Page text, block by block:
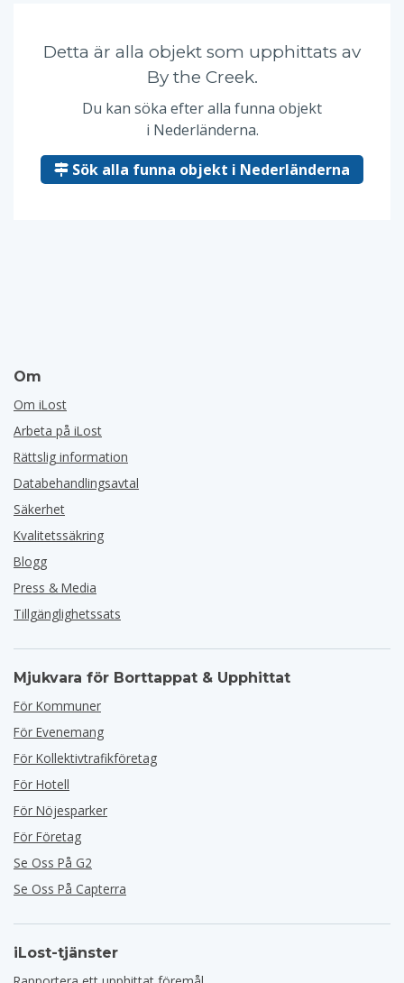
Detta är alla objekt som upphittats av
By the Creek.
Du kan söka efter alla funna objekt
i Nederländerna.
Sök alla funna objekt i Nederländerna
Om
Om iLost
Arbeta på iLost
Rättslig information
Databehandlingsavtal
Säkerhet
Kvalitetssäkring
Blogg
Press & Media
Tillgänglighetssats
Mjukvara för Borttappat & Upphittat
För Kommuner
För Evenemang
För Kollektivtrafikföretag
För Hotell
För Nöjesparker
För Företag
Se Oss På G2
Se Oss På Capterra
iLost-tjänster